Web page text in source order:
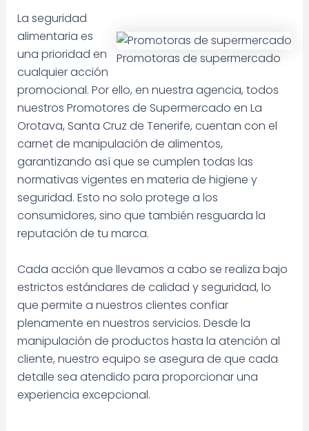
Promotoras de supermercado
La seguridad
alimentaria es
una prioridad en
cualquier acción
promocional. Por ello, en nuestra agencia, todos
nuestros Promotores de Supermercado en La
Orotava, Santa Cruz de Tenerife, cuentan con el
carnet de manipulación de alimentos,
garantizando así que se cumplen todas las
normativas vigentes en materia de higiene y
seguridad. Esto no solo protege a los
consumidores, sino que también resguarda la
reputación de tu marca.
Cada acción que llevamos a cabo se realiza bajo
estrictos estándares de calidad y seguridad, lo
que permite a nuestros clientes confiar
plenamente en nuestros servicios. Desde la
manipulación de productos hasta la atención al
cliente, nuestro equipo se asegura de que cada
detalle sea atendido para proporcionar una
experiencia excepcional.